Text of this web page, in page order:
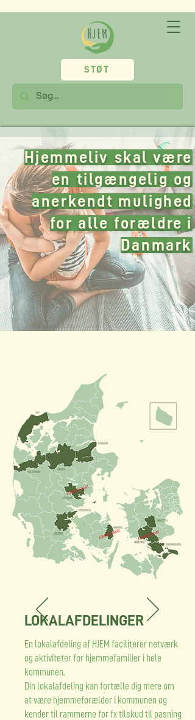
STØT
Hjemmeliv skal være
en tilgængelig og
anerkendt mulighed
for alle forældre i
Danmark
LOKALAFDELINGER
En lokalafdeling af HJEM faciliterer netværk
og aktiviteter for hjemmefamilier i hele
kommunen.
Din lokalafdeling kan fortælle dig mere om
at være hjemmeforælder i kommunen og
kender til rammerne for fx tilskud til pasning